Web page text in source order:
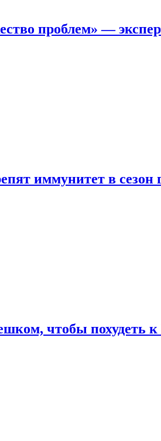
проблем» —
иммунитет в сезон
чтобы похудеть к